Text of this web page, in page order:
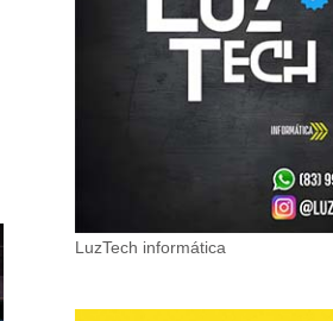
LuzTech informática